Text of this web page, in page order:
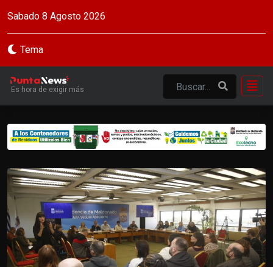
Sabado 8 Agosto 2026
Tema
Es hora de exigir más